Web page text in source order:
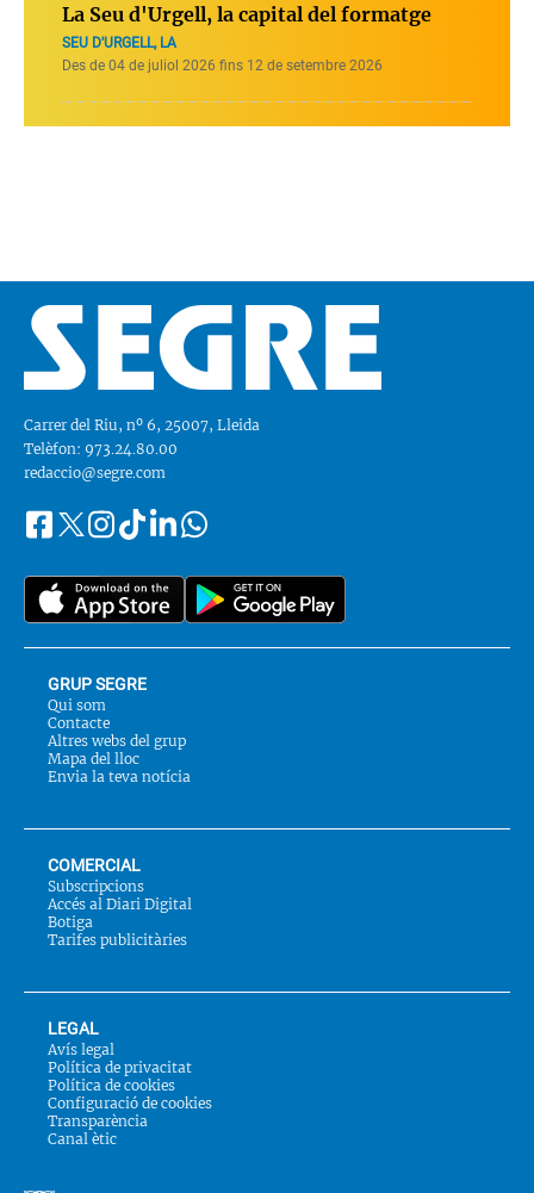
La Seu d'Urgell, la capital del formatge
SEU D'URGELL, LA
Des de 04 de juliol 2026 fins 12 de setembre 2026
Carrer del Riu, nº 6, 25007, Lleida
Telèfon: 973.24.80.00
redaccio@segre.com
Segueix-
a::
FacebookInstagram
TiktokLinkedinWhatsapp
GRUP SEGRE
Qui som
Contacte
Altres webs del grup
Mapa del lloc
Envia la teva notícia
COMERCIAL
Subscripcions
Accés al Diari Digital
Botiga
Tarifes publicitàries
LEGAL
Avís legal
Política de privacitat
Política de cookies
Configuració de cookies
Transparència
Canal ètic